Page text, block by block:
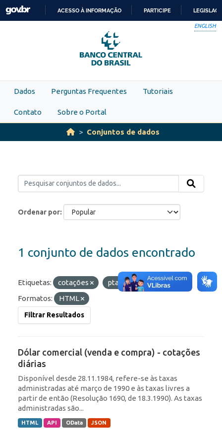
Skip to main content
PARA
O
CONTEÚDO
ACESSO À INFORMAÇÃO PARTICIPE
ENGLISH
Dados Perguntas Frequentes Tutoriais
Contato Sobre o Portal
Conjuntos de dados
Ordenar por
1 conjunto de dados encontrado
Etiquetas: cotações ptax
comercial
Formatos:
HTML
Filtrar Resultados
Dólar comercial (venda e compra) - cotações
diárias
Disponível desde 28.11.1984, refere-se às taxas
administradas até março de 1990 e às taxas livres a
partir de então (Resolução 1690, de 18.3.1990). As taxas
administradas são...
HTML API OData JSON